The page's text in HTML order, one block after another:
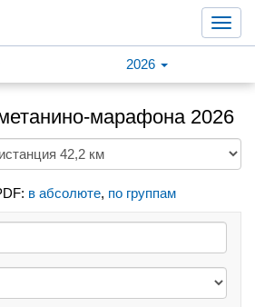
2026
марафона 2026
в абсолюте, по группам